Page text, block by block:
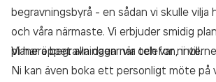
begravningsbyrå - en sådan vi skulle vilja
och våra närmaste. Vi erbjuder smidig
planera begravningen när och var ni vill.
Vi har öppet alla dagar via telefon,
Ni kan även boka ett personligt möte på